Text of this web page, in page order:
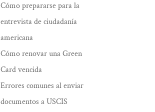
Cómo prepararse para la
entrevista de ciudadanía
americana
Cómo renovar una Green
Card vencida
Errores comunes al enviar
documentos a USCIS